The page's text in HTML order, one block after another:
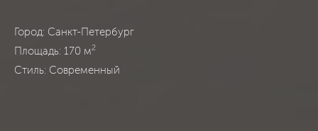
ЖК «Дом на Зелейной», Санкт-Петербург, Современный,
Город: Санкт-Петербург
Площадь: 170 м2
Стиль: Современный